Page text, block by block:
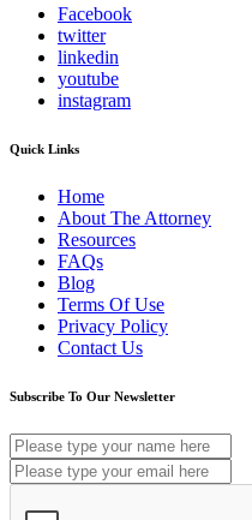
Facebook
twitter
linkedin
youtube
instagram
Quick Links
Home
About The Attorney
Resources
FAQs
Blog
Terms Of Use
Privacy Policy
Contact Us
Subscribe To Our Newsletter